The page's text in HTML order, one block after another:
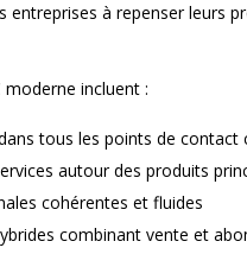
entreprises à repenser leurs
incluent :
tous les points de contact
autour des produits
cohérentes et fluides
combinant vente et